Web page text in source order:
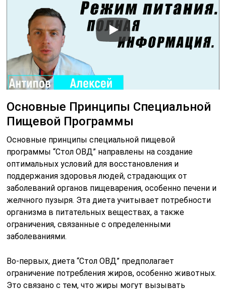
Основные Принципы Специальной
Пищевой Программы
Основные принципы специальной пищевой
программы “Стол ОВД” направлены на создание
оптимальных условий для восстановления и
поддержания здоровья людей, страдающих от
заболеваний органов пищеварения, особенно печени и
желчного пузыря. Эта диета учитывает потребности
организма в питательных веществах, а также
ограничения, связанные с определенными
заболеваниями.
Во-первых, диета “Стол ОВД” предполагает
ограничение потребления жиров, особенно животных.
Это связано с тем, что жиры могут вызывать